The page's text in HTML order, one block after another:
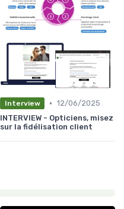
Interview • 12/06/2025
INTERVIEW - Opticiens, misez
sur la fidélisation client